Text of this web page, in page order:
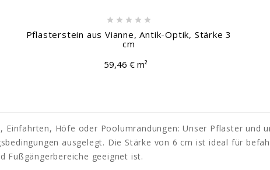
    
Pflasterstein aus Vianne, Antik-Optik, Stärke 3
cm
59,46 € m²
Einfahrten, Höfe oder Poolumrandungen: Unser Pflaster und
ausgelegt. Die Stärke von 6 cm ist ideal für
Fußgängerbereiche geeignet ist.